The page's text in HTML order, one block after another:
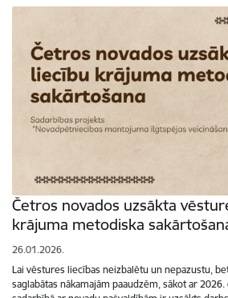
Četros novados uzsākta
krājuma metodiska
26.01.2026.
Lai vēstures liecības neizbalētu un nepazustu,
saglabātas nākamajām paaudzēm, sākot ar 2026.